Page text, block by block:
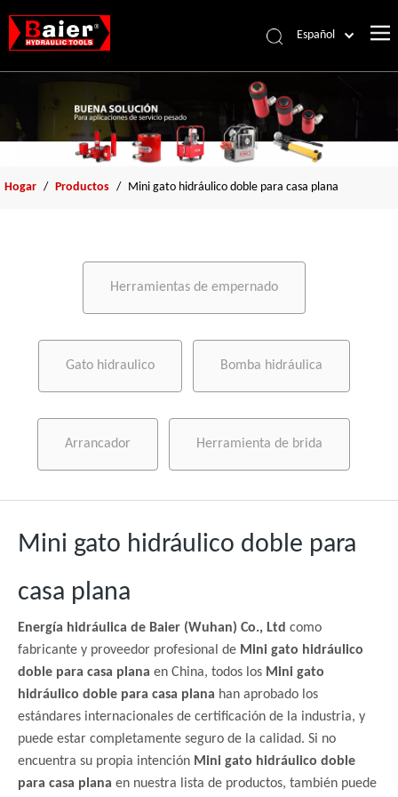
Español
Français
العربية
English
Hogar / Productos / Mini gato hidráulico doble para casa plana
Herramientas de empernado
Gato hidraulico Bomba hidráulica
Arrancador Herramienta de brida
Mini gato hidráulico doble para
casa plana
Energía hidráulica de Baier (Wuhan) Co., Ltd como
fabricante y proveedor profesional de Mini gato hidráulico
doble para casa plana en China, todos los Mini gato
hidráulico doble para casa plana han aprobado los
estándares internacionales de certificación de la industria, y
puede estar completamente seguro de la calidad. Si no
encuentra su propia intención Mini gato hidráulico doble
para casa plana en nuestra lista de productos, también puede